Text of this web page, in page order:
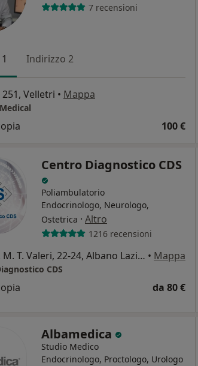
7 recensioni
Indirizzo 2
251, Velletri • Mappa
100 €
Centro Diagnostico CDS
Poliambulatorio
Endocrinologo, Neurologo,
Ostetrica · Altro
1216 recensioni
Via Cap. M. T. Valeri, 22-24, Albano Laziale • Mappa
CDS
da 80 €
Albamedica
Studio Medico
Endocrinologo, Proctologo, Urologo